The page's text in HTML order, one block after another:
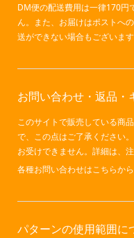
DM便の配送費用は一律170円
ん。また、お届けはポストへ
送ができない場合もございます
お問い合わせ・返品・
このサイトで販売している商
で、この点はご了承ください
お受けできません。詳細は、
各種お問い合わせはこちらか
パターンの使用範囲に